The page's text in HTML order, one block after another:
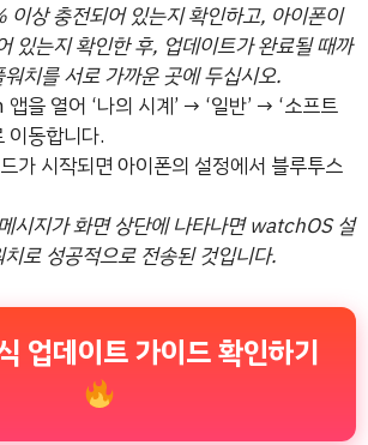
이상 충전되어 있는지 확인하고, 아이폰이
있는지 확인한 후, 업데이트가 완료될 때까
치를 서로 가까운 곳에 두십시오.
을 열어 ‘나의 시계’ → ‘일반’ → ‘소프트
이동합니다.
가 시작되면 아이폰의 설정에서 블루투스
시지가 화면 상단에 나타나면 watchOS 설
로 성공적으로 전송된 것입니다.
업데이트 가이드 확인하기